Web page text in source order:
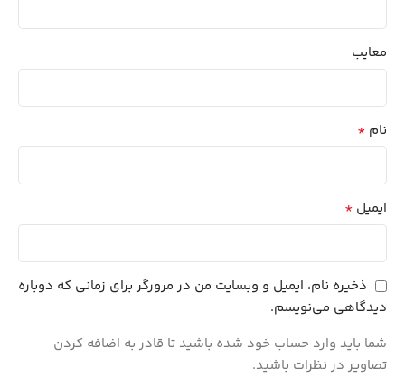
معایب
نام *
ایمیل *
ذخیره نام، ایمیل و وبسایت من در مرورگر برای زمانی که دوباره
دیدگاهی می‌نویسم.
شما باید وارد حساب خود شده باشید تا قادر به اضافه کردن
تصاویر در نظرات باشید.